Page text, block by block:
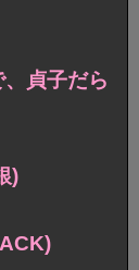
貞子だら
)